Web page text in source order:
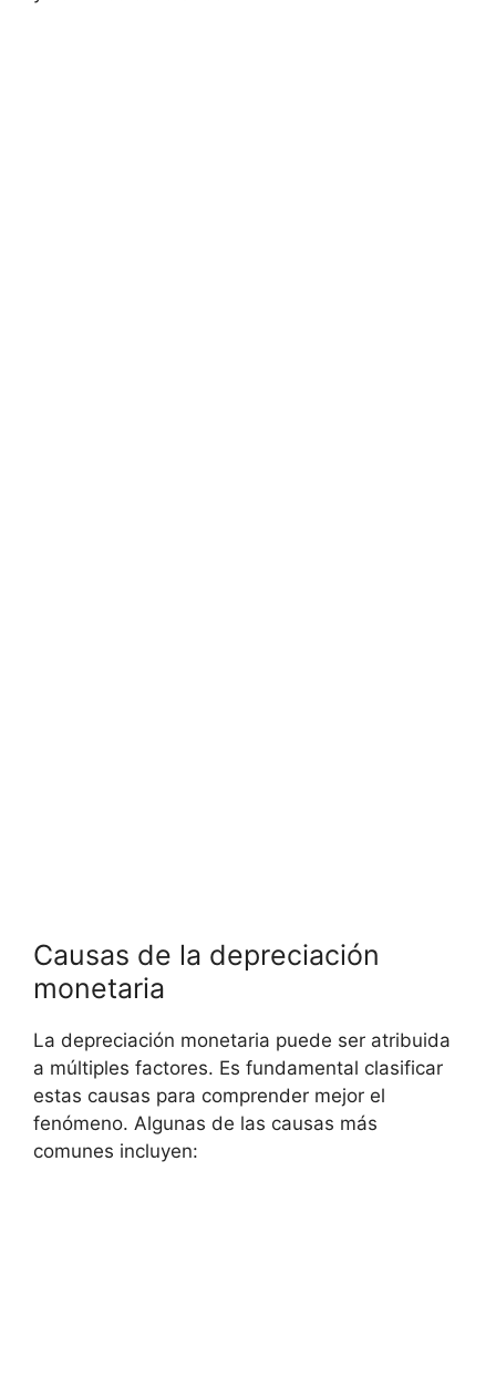
Causas ⁢de la depreciación
monetaria
La depreciación‍ monetaria puede ser atribuida
a múltiples factores. Es⁣ fundamental clasificar
estas causas ‌para comprender mejor el
fenómeno. Algunas⁢ de las‍ causas ‌más
comunes incluyen: